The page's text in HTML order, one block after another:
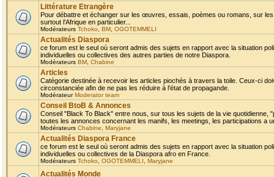
Littérature Etrangère
Pour débattre et échanger sur les œuvres, essais, poèmes ou romans, sur
surtout l'Afrique en particulier...
Modérateurs Tchoko BM OGOTEMMELI
Actualités Diaspora
ce forum est le seul où seront admis des sujets en rapport avec la situation
individuelles ou collectives des autres parties de notre Diaspora.
Modérateurs BM Chabine
Articles
Catégorie destinée à recevoir les articles piochés à travers la toile. Ceux-ci
circonstanciée afin de ne pas les réduire à l'état de propagande.
ModérateurModerator team
Conseil BtoB & Annonces
Conseil "Black To Black" entre nous, sur tous les sujets de la vie
toutes les annonces concernant les manifs, les meetings, les participations a
Modérateurs Chabine Maryjane
Actualités Diaspora France
ce forum est le seul où seront admis des sujets en rapport avec la situation
individuelles ou collectives de la Diaspora afro en France.
Modérateurs Tchoko OGOTEMMELI Maryjane
Actualités Monde